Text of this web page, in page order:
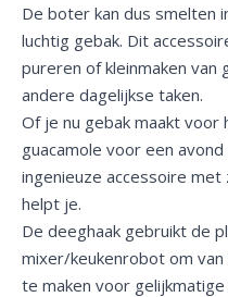
De boter kan dus smelten
luchtig gebak. Dit
pureren of kleinmaken van
andere dagelijkse taken.
Of je nu gebak maakt
guacamole voor een
ingenieuze accessoire
helpt je.
De deeghaak gebruikt de
mixer/keukenrobot om
te maken voor gelijkmatige